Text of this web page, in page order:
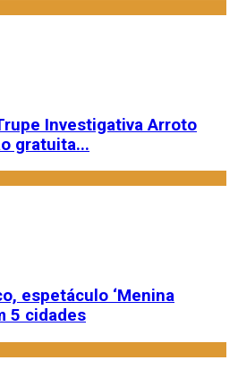
Investigativa Arroto
gratuita...
espetáculo ‘Menina
5 cidades